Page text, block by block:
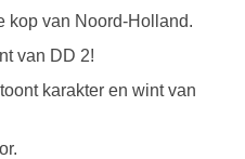
kop van Noord-Holland.
van DD 2!
karakter en wint van